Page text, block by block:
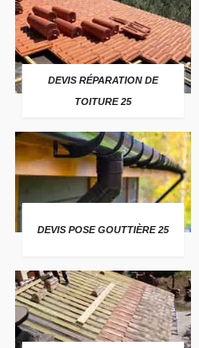
DEVIS RÉPARATION DE
TOITURE 25
DEVIS POSE GOUTTIÈRE 25